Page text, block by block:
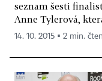
seznam šesti
Anne Tylerová,
14. 10. 2015 ▪ 2 min.